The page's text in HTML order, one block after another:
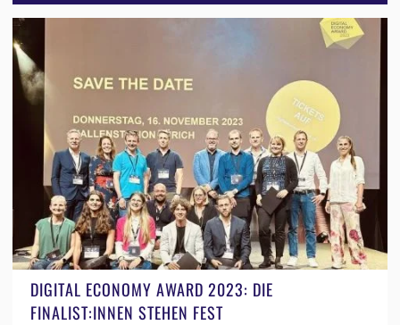
DIGITAL ECONOMY AWARD 2023: DIE
FINALIST:INNEN STEHEN FEST